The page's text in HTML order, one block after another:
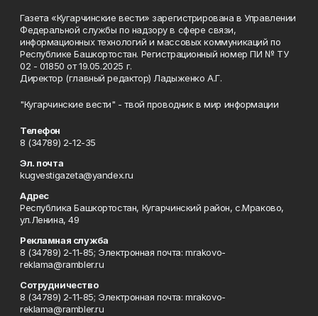
Газета «Кугарчинские вести» зарегистрирована в Управлении
Федеральной службы по надзору в сфере связи,
информационных технологий и массовых коммуникаций по
Республике Башкортостан. Регистрационный номер ПИ № ТУ
02 - 01850 от 19.05.2025 г.
Директор (главный редактор) Ладыженко А.Г.
"Кугарчинские вести" - твой проводник в мир информации
Телефон
8 (34789) 2-12-35
Эл. почта
kugvestigazeta@yandex.ru
Адрес
Республика Башкортостан, Кугарчинский район, с.Мраково,
ул.Ленина, 49
Рекламная служба
8 (34789) 2-11-85; Электронная почта: mrakovo-
reklama@rambler.ru
Сотрудничество
8 (34789) 2-11-85; Электронная почта: mrakovo-
reklama@rambler.ru